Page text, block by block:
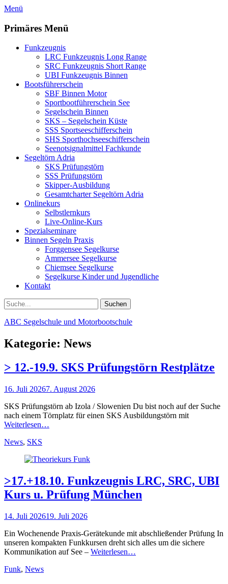
Zum
springen
Menü
Primäres Menü
Funkzeugnis
LRC Funkzeugnis Long Range
SRC Funkzeugnis Short Range
UBI Funkzeugnis Binnen
Bootsführerschein
SBF Binnen Motor
Sportbootführerschein See
Segelschein Binnen
SKS – Segelschein Küste
SSS Sportseeschifferschein
SHS Sporthochseeschifferschein
Seenotsignalmittel Fachkunde
Segeltörn Adria
SKS Prüfungstörn
SSS Prüfungstörn
Skipper-Ausbildung
Gesamtcharter Segeltörn Adria
Onlinekurs
Selbstlernkurs
Live-Online-Kurs
Spezialseminare
Binnen Segeln Praxis
Forggensee Segelkurse
Ammersee Segelkurse
Chiemsee Segelkurse
Segelkurse Kinder und Jugendliche
Kontakt
Suchen
Suchen
nach:
ABC Segelschule und Motorbootschule
Kategorie: News
> 12.-19.9. SKS Prüfungstörn Restplätze
Posted
16. Juli 20267. August 2026
SKS Prüfungstörn ab Izola / Slowenien Du bist noch auf der Suche
nach einem Törnplatz für einen SKS Ausbildungstörn mit
Weiterlesen…
Kategorien
News, SKS
>17.+18.10. Funkzeugnis LRC, SRC, UBI
Kurs u. Prüfung München
Posted
14. Juli 202619. Juli 2026
Ein Wochenende Praxis-Gerätekunde mit abschließender Prüfung In
unseren kompakten Funkkursen dreht sich alles um die sichere
Kommunikation auf See – Weiterlesen…
Kategorien
Funk, News